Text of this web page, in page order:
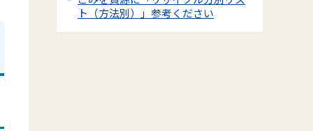
ト（方法別）」参考ください